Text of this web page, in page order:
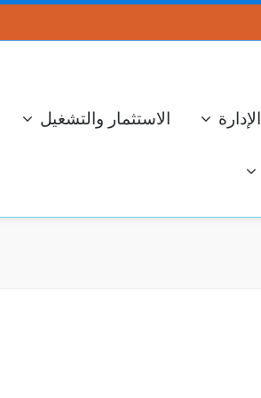
الإدارة الاستثمار والتشغيل